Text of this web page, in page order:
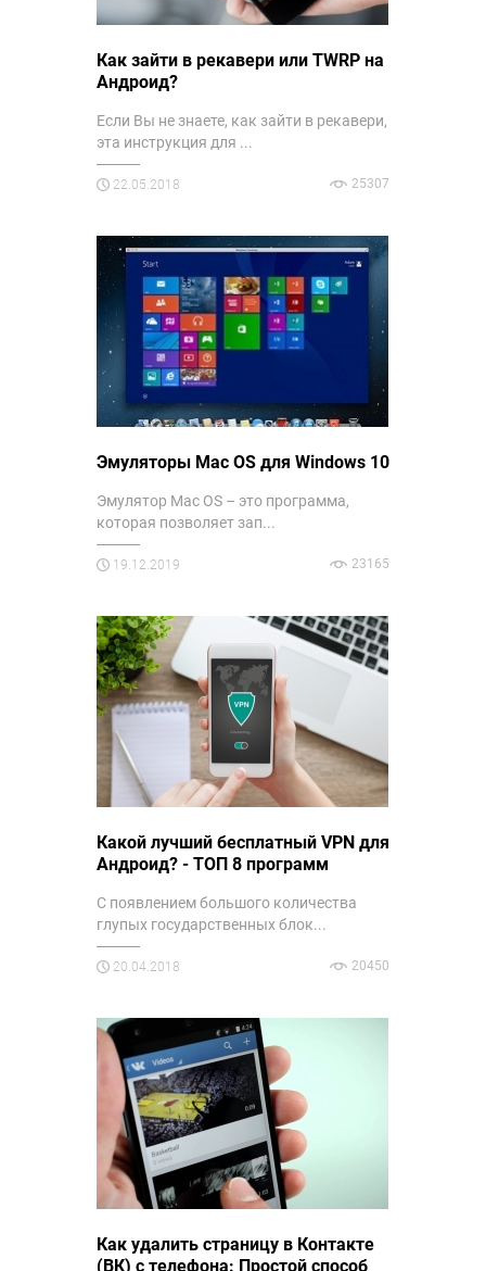
Как зайти в рекавери или TWRP на
Андроид?
Если Вы не знаете, как зайти в рекавери,
эта инструкция для ...
22.05.2018 25307
Эмуляторы Mac OS для Windows 10
Эмулятор Mac OS – это программа,
которая позволяет зап...
19.12.2019 23165
Какой лучший бесплатный VPN для
Андроид? - ТОП 8 программ
С появлением большого количества
глупых государственных блок...
20.04.2018 20450
Как удалить страницу в Контакте
(ВК) с телефона: Простой способ